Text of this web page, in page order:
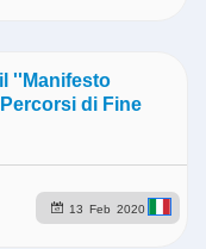
''Manifesto
di Fine
13 Feb 2020